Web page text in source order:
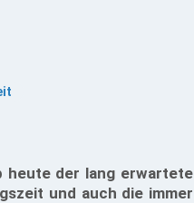
heute der lang erwartete
und auch die immer